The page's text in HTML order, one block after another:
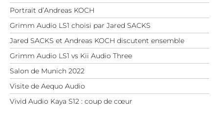
Portrait d’Andreas KOCH
Grimm Audio LS1 choisi par Jared SACKS
Jared SACKS et Andreas KOCH discutent ensemble
Grimm Audio LS1 vs Kii Audio Three
Salon de Munich 2022
Visite de Aequo Audio
Vivid Audio Kaya S12 : coup de cœur